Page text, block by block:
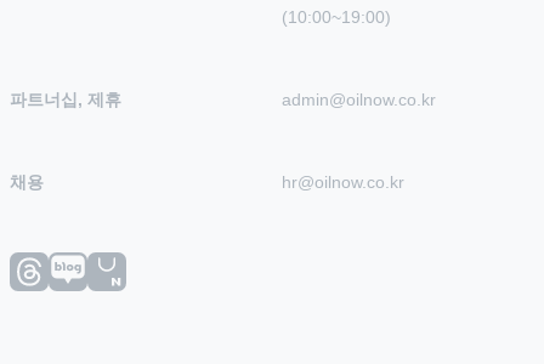
(10:00~19:00)
파트너십, 제휴 admin@oilnow.co.kr
채용 hr@oilnow.co.kr